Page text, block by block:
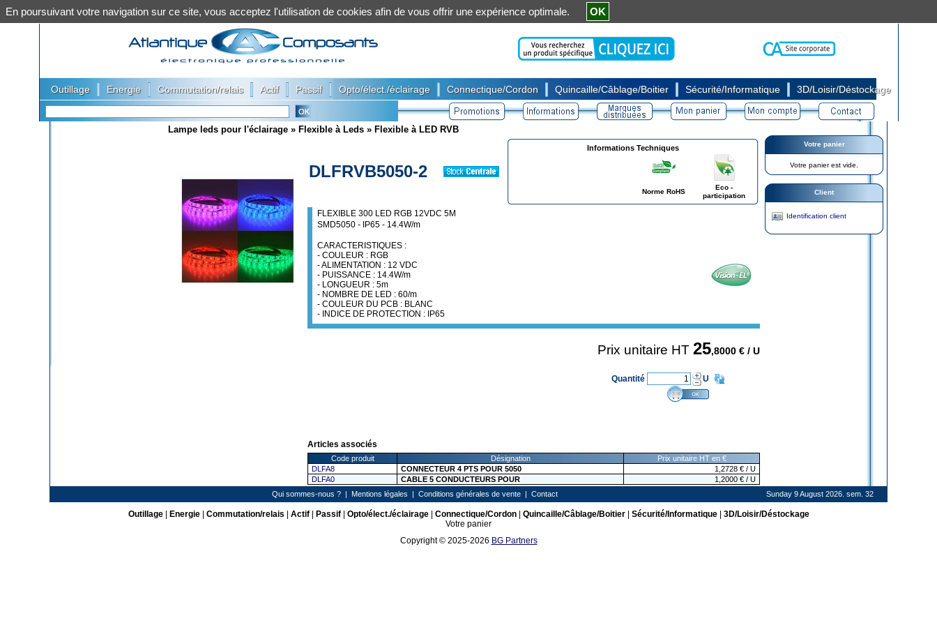
Outillage Energie Commutation/relais Actif Passif Opto/élect./éclairage Connectique/Cordon Quincaille/Câblage/Boitier Sécurité/Informatique 3D/Loisir/Déstockage
Lampe leds pour l'éclairage » Flexible à Leds » Flexible à LED RVB
DLFRVB5050-2
Informations Techniques
Norme RoHS
Eco -
participation
FLEXIBLE 300 LED RGB 12VDC 5M
SMD5050 - IP65 - 14.4W/m
CARACTERISTIQUES :
- COULEUR : RGB
- ALIMENTATION : 12 VDC
- PUISSANCE : 14.4W/m
- LONGUEUR : 5m
- NOMBRE DE LED : 60/m
- COULEUR DU PCB : BLANC
- INDICE DE PROTECTION : IP65
Prix unitaire HT 25,8000 € / U
Quantité U
Articles associés
Code produit Désignation
Prix unitaire HT en €
DLFA8
CONNECTEUR 4 PTS POUR 5050 1,2728 € / U
DLFA0
CABLE 5 CONDUCTEURS POUR 1,2000 € / U
Votre panier
Votre panier est vide.
Client
Identification client
Qui sommes-nous ? | Mentions légales | Conditions générales de vente | Contact Sunday 9 August 2026. sem. 32
Outillage| Energie| Commutation/relais Actif| Passif| Opto/élect./éclairage| Connectique/Cordon| Quincaille/Câblage/Boitier| Sécurité/Informatique| 3D/Loisir/Déstockage
Votre panier
Copyright © 2025-2026 BG Partners
En poursuivant votre navigation sur ce site, vous acceptez l'utilisation de cookies afin de vous offrir une expérience optimale. OK